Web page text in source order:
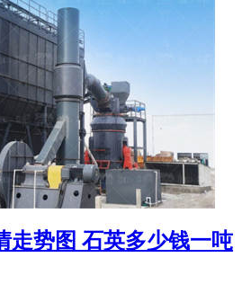
走势图 石英多少钱一吨